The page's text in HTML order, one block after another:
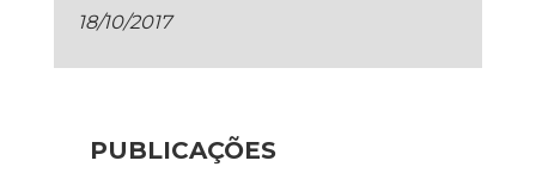
18/10/2017
PUBLICAÇÕES